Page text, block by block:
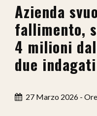
Giudiziaria
Politica
Sport
Sanità
Azienda
fallimento,
4 milioni
due
27 Marzo 2026 -